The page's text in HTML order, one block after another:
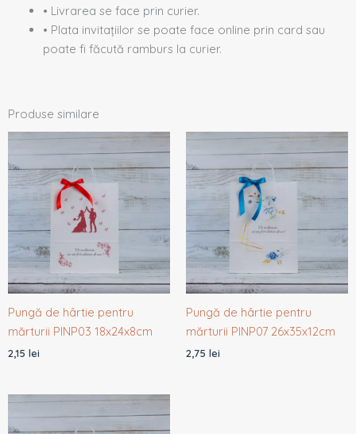
• Livrarea se face prin curier.
• Plata invitațiilor se poate face online prin card sau
poate fi făcută ramburs la curier.
Produse similare
Pungă de hârtie pentru
mărturii PINP03 18x24x8cm
2,15 lei
Pungă de hârtie pentru
mărturii PINP07 26x35x12cm
2,75 lei